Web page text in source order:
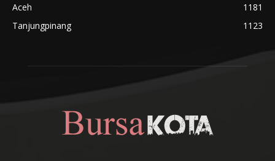
Aceh
1181
Tanjungpinang
1123